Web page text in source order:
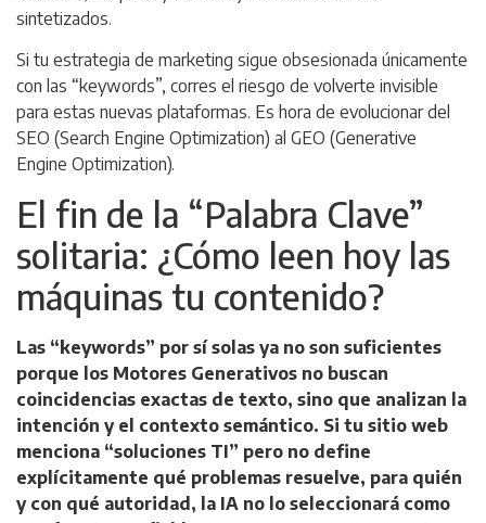
sintetizados.
Si tu estrategia de marketing sigue obsesionada únicamente
con las “keywords”, corres el riesgo de volverte invisible
para estas nuevas plataformas. Es hora de evolucionar del
SEO (Search Engine Optimization) al GEO (Generative
Engine Optimization).
El fin de la “Palabra Clave”
solitaria: ¿Cómo leen hoy las
máquinas tu contenido?
Las “keywords” por sí solas ya no son suficientes
porque los Motores Generativos no buscan
coincidencias exactas de texto, sino que analizan la
intención y el contexto semántico. Si tu sitio web
menciona “soluciones TI” pero no define
explícitamente qué problemas resuelve, para quién
y con qué autoridad, la IA no lo seleccionará como